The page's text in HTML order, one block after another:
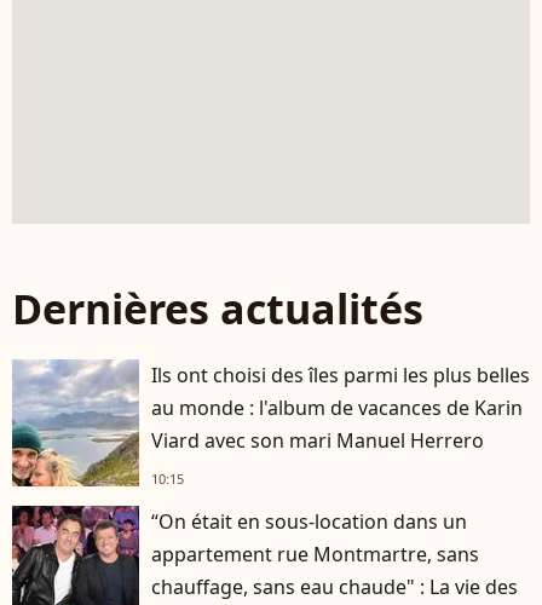
Dernières actualités
Ils ont choisi des îles parmi les plus belles
au monde : l'album de vacances de Karin
Viard avec son mari Manuel Herrero
10:15
“On était en sous-location dans un
appartement rue Montmartre, sans
chauffage, sans eau chaude" : La vie des